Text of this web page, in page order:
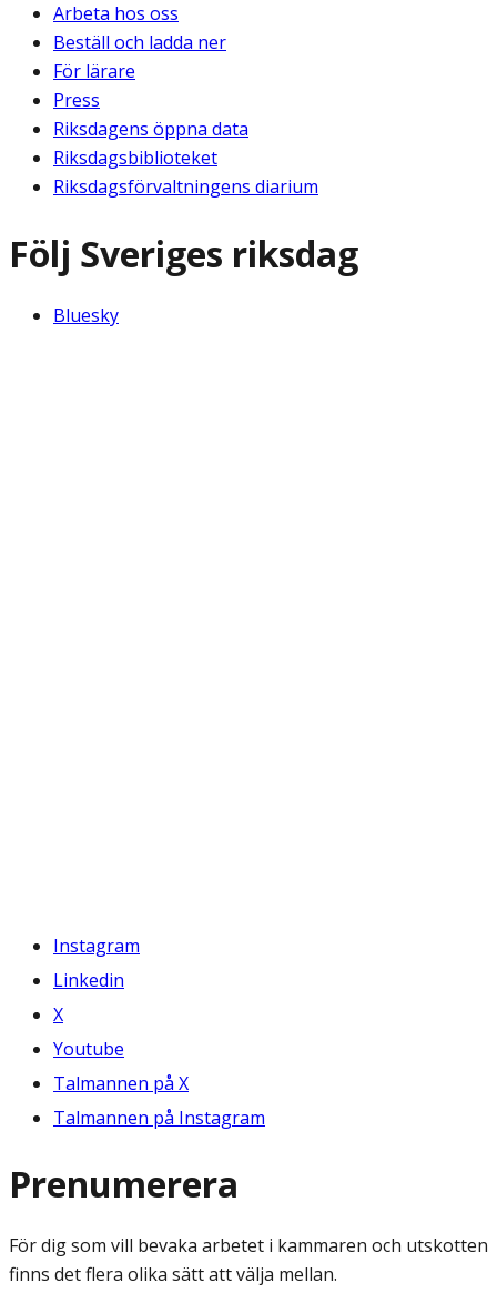
Arbeta hos oss
Beställ och ladda ner
För lärare
Press
Riksdagens öppna data
Riksdagsbiblioteket
Riksdagsförvaltningens diarium
Följ Sveriges riksdag
Bluesky
Instagram
Linkedin
X
Youtube
Talmannen på X
Talmannen på Instagram
Prenumerera
För dig som vill bevaka arbetet i kammaren och utskotten
finns det flera olika sätt att välja mellan.